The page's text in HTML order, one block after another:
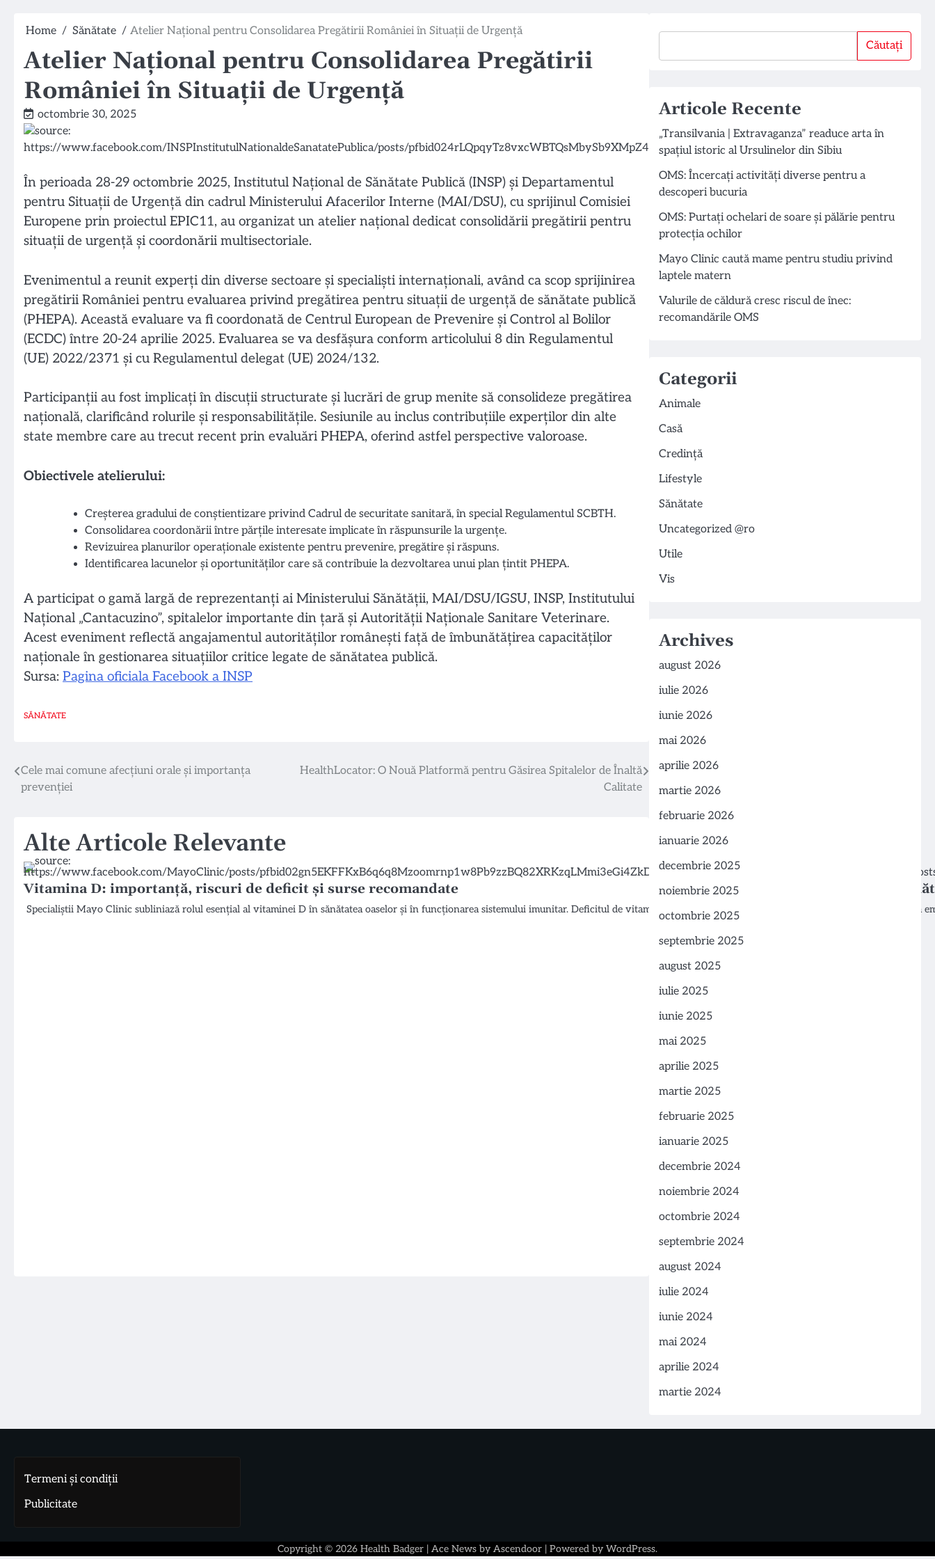
Home Sănătate Atelier Național pentru Consolidarea Pregătirii României în Situații de Urgență
Atelier Național pentru Consolidarea Pregătirii
României în Situații de Urgență
octombrie 30, 2025
În perioada 28-29 octombrie 2025, Institutul Național de Sănătate Publică (INSP) și Departamentul
pentru Situaţii de Urgenţă din cadrul Ministerului Afacerilor Interne (MAI/DSU), cu sprijinul Comisiei
Europene prin proiectul EPIC11, au organizat un atelier național dedicat consolidării pregătirii pentru
situații de urgență și coordonării multisectoriale.
Evenimentul a reunit experți din diverse sectoare și specialiști internaționali, având ca scop sprijinirea
pregătirii României pentru evaluarea privind pregătirea pentru situații de urgență de sănătate publică
(PHEPA). Această evaluare va fi coordonată de Centrul European de Prevenire și Control al Bolilor
(ECDC) între 20-24 aprilie 2025. Evaluarea se va desfășura conform articolului 8 din Regulamentul
(UE) 2022/2371 și cu Regulamentul delegat (UE) 2024/132.
Participanții au fost implicați în discuții structurate și lucrări de grup menite să consolideze pregătirea
națională, clarificând rolurile și responsabilitățile. Sesiunile au inclus contribuțiile experților din alte
state membre care au trecut recent prin evaluări PHEPA, oferind astfel perspective valoroase.
Obiectivele atelierului:
Creșterea gradului de conștientizare privind Cadrul de securitate sanitară, în special Regulamentul SCBTH.
Consolidarea coordonării între părțile interesate implicate în răspunsurile la urgențe.
Revizuirea planurilor operaționale existente pentru prevenire, pregătire și răspuns.
Identificarea lacunelor și oportunităților care să contribuie la dezvoltarea unui plan țintit PHEPA.
A participat o gamă largă de reprezentanți ai Ministerului Sănătății, MAI/DSU/IGSU, INSP, Institutului
Național „Cantacuzino”, spitalelor importante din țară și Autorității Naționale Sanitare Veterinare.
Acest eveniment reflectă angajamentul autorităților românești față de îmbunătățirea capacităților
naționale în gestionarea situațiilor critice legate de sănătatea publică.
Sursa: Pagina oficiala Facebook a INSP
SĂNĂTATE
Navigare
în
Cele mai comune afecțiuni orale și importanța
prevenției
HealthLocator: O Nouă Platformă pentru Găsirea Spitalelor de Înaltă
Calitate
Alte Articole Relevante
Vitamina D: importanță, riscuri de deficit și surse recomandate
Specialiștii Mayo Clinic subliniază rolul esențial al vitaminei D în sănătatea oaselor și în funcționarea sistemului imunitar. Deficitul de vitamina…
Organizația Mondială a
Organizația Mondială a Sănătății (OMS) a
Căutați
Articole Recente
„Transilvania | Extravaganza” readuce arta în
spațiul istoric al Ursulinelor din Sibiu
OMS: Încercați activități diverse pentru a
descoperi bucuria
OMS: Purtați ochelari de soare și pălărie pentru
protecția ochilor
Mayo Clinic caută mame pentru studiu privind
laptele matern
Valurile de căldură cresc riscul de înec:
recomandările OMS
Categorii
Animale
Casă
Credință
Lifestyle
Sănătate
Uncategorized @ro
Utile
Vis
Archives
august 2026
iulie 2026
iunie 2026
mai 2026
aprilie 2026
martie 2026
februarie 2026
ianuarie 2026
decembrie 2025
noiembrie 2025
octombrie 2025
septembrie 2025
august 2025
iulie 2025
iunie 2025
mai 2025
aprilie 2025
martie 2025
februarie 2025
ianuarie 2025
decembrie 2024
noiembrie 2024
octombrie 2024
septembrie 2024
august 2024
iulie 2024
iunie 2024
mai 2024
aprilie 2024
martie 2024
Termeni și condiții
Publicitate
Copyright © 2026 Health Badger | Ace News by Ascendoor | Powered by WordPress.